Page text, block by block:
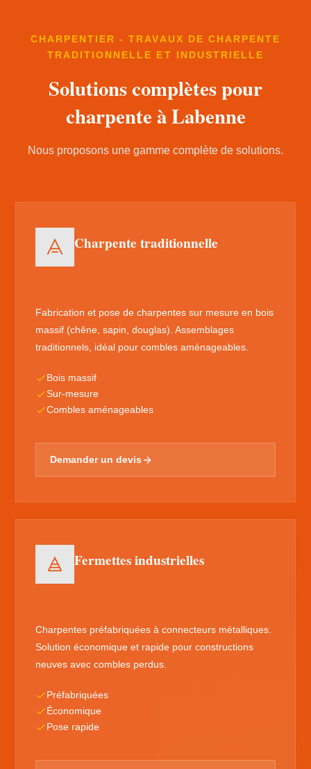
CHARPENTIER - TRAVAUX DE CHARPENTE
TRADITIONNELLE ET INDUSTRIELLE
Solutions complètes pour
charpente à Labenne
Nous proposons une gamme complète de solutions.
Charpente traditionnelle
Fabrication et pose de charpentes sur mesure en bois
massif (chêne, sapin, douglas). Assemblages
traditionnels, idéal pour combles aménageables.
Bois massif
Sur-mesure
Combles aménageables
Demander un devis
Fermettes industrielles
Charpentes préfabriquées à connecteurs métalliques.
Solution économique et rapide pour constructions
neuves avec combles perdus.
Préfabriquées
Économique
Pose rapide